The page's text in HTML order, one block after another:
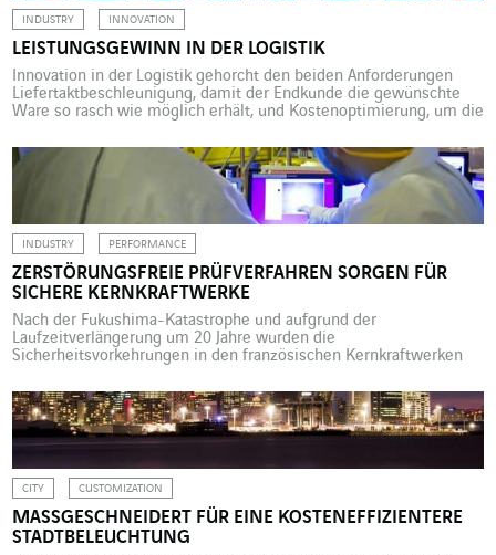
INDUSTRY INNOVATION
LEISTUNGSGEWINN IN DER LOGISTIK
Innovation in der Logistik gehorcht den beiden Anforderungen
Liefertaktbeschleunigung, damit der Endkunde die gewünschte
Ware so rasch wie möglich erhält, und Kostenoptimierung, um die
wie das funktioniert. Um sich an neue Konsumtrends und den
Bedarf dieser Wachstumsbranche anzupassen, ist der
Logistiksektor stets im Fluss. Hier fünf Innovationen als […]
INDUSTRY PERFORMANCE
ZERSTÖRUNGSFREIE PRÜFVERFAHREN SORGEN FÜR
SICHERE KERNKRAFTWERKE
Nach der Fukushima-Katastrophe und aufgrund der
Laufzeitverlängerung um 20 Jahre wurden die
Sicherheitsvorkehrungen in den französischen Kernkraftwerken
zerstörungsfreie Prüfverfahren zur Sicherheit der kerntechnischen
Anlagen bei. Unter dem Eindruck der Reaktorkatastrophe im
japanischen Fukushima im März 2011 haben die französischen
Behörden neue Szenarien in ihre Empfehlungen zur
Reaktorsicherheit integriert. […]
CITY CUSTOMIZATION
MASSGESCHNEIDERT FÜR EINE KOSTENEFFIZIENTERE S
TADTBELEUCHTUNG